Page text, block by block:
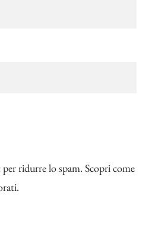
ridurre lo spam. Scopri come
.